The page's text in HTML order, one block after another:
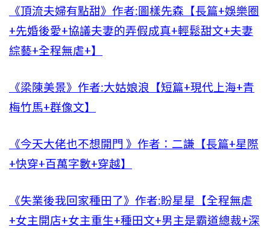
《頂流夫婦有點甜》作者:圖樣先森【長篇+娛樂圈
+先婚後愛+協議夫妻的弄假成真+輕鬆甜文+夫妻
綜藝+全程無虐+】
《梁陳美景》作者:大姑娘浪【短篇+現代上海+青
梅竹馬+群像文】
《今天大佬也不想開門 》作者：二謙【長篇+星際
+快穿+百萬字數+穿越】
《失業後我回家種田了》作者:盼星星【全程無虐
+女主開店+女主重生+種田文+男主是霸道總裁+深